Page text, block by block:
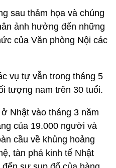
sau thảm họa và chúng
ảnh hưởng đến những
của Văn phòng Nội các
vụ tự vẫn trong tháng 5
tượng nam trên 30 tuổi.
Nhật vào tháng 3 năm
của 19.000 người và
cầu về khủng hoảng
tàn phá kinh tế Nhật